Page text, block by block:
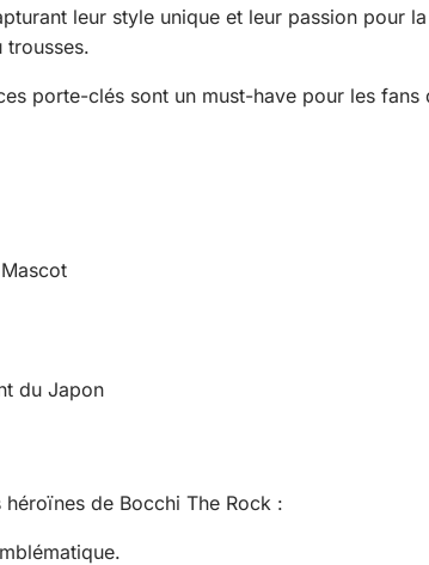
leur style unique et leur passion pour
trousses.
porte-clés sont un must-have pour les
du Japon
de Bocchi The Rock :